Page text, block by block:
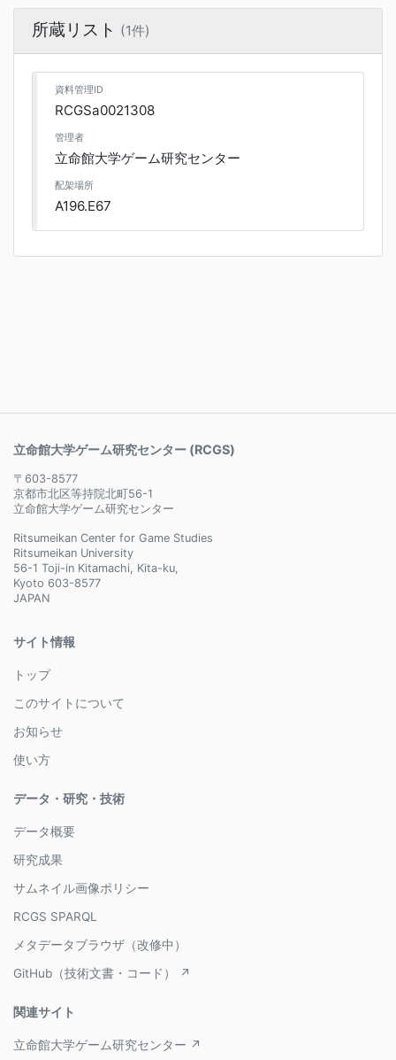
所蔵リスト (1件)
資料管理ID
RCGSa0021308
管理者
立命館大学ゲーム研究センター
配架場所
A196.E67
立命館大学ゲーム研究センター (RCGS)
〒603-8577
京都市北区等持院北町56-1
立命館大学ゲーム研究センター
Ritsumeikan Center for Game Studies
Ritsumeikan University
56-1 Toji-in Kitamachi, Kita-ku,
Kyoto 603-8577
JAPAN
サイト情報
トップ
このサイトについて
お知らせ
使い方
データ・研究・技術
データ概要
研究成果
サムネイル画像ポリシー
RCGS SPARQL
メタデータブラウザ（改修中）
GitHub（技術文書・コード） ↗
関連サイト
立命館大学ゲーム研究センター ↗